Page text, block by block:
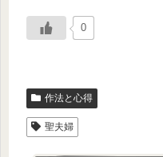
0
作法と心得
聖夫婦